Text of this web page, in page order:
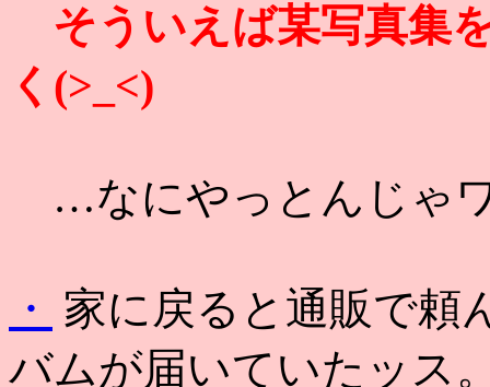
そういえば某写真集
く(>_<)
…なにやっとんじゃ
・
家に戻ると通販で頼
バムが届いていたッス